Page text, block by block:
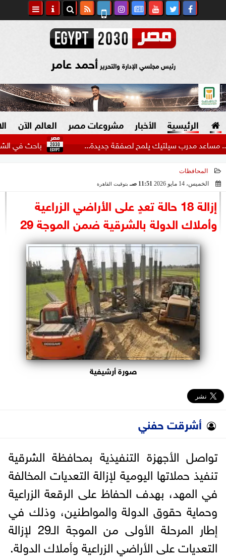
رئيس مجلسي الإدارة والتحرير أحمد عامر
الرئيسية الأخبار
السياسة
الرئاسة
البرلمان
الوزارات
الأحزاب
مشروعات مصر
صنع في مصر
العالم الآن
باحث في الشؤون سيلتيك يلمح لصفقة جديدة...
المحافظات
الخميس، 14 مايو 2026
11:51 صـ بتوقيت القاهرة
إزالة 18 حالة تعدٍ على الأراضي الزراعية
وأملاك الدولة بالشرقية ضمن الموجة 29
صورة أرشيفية
أشرقت حفني
تواصل الأجهزة التنفيذية بمحافظة الشرقية
تنفيذ حملاتها اليومية لإزالة التعديات المخالفة
في المهد، بهدف الحفاظ على الرقعة الزراعية
وحماية حقوق الدولة والمواطنين، وذلك في
إطار المرحلة الأولى من الموجة الـ29 لإزالة
التعديات على الأراضي الزراعية وأملاك الدولة.